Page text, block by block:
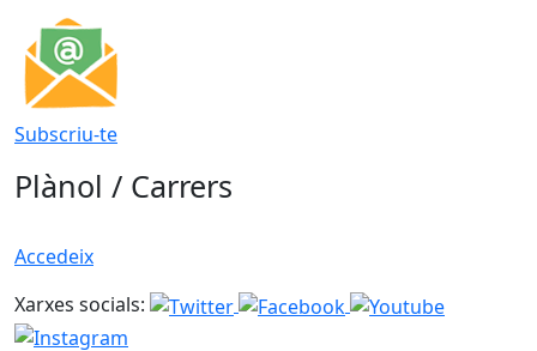
Subscriu-te
Plànol / Carrers
Accedeix
Xarxes socials: